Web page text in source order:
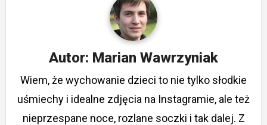
Autor: Marian Wawrzyniak
Wiem, że wychowanie dzieci to nie tylko słodkie
uśmiechy i idealne zdjęcia na Instagramie, ale też
nieprzespane noce, rozlane soczki i tak dalej. Z